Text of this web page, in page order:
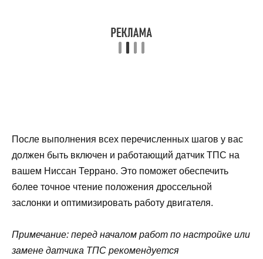
После выполнения всех перечисленных шагов у вас
должен быть включен и работающий датчик ТПС на
вашем Ниссан Террано. Это поможет обеспечить
более точное чтение положения дроссельной
заслонки и оптимизировать работу двигателя.
Примечание: перед началом работ по настройке или
замене датчика ТПС рекомендуется